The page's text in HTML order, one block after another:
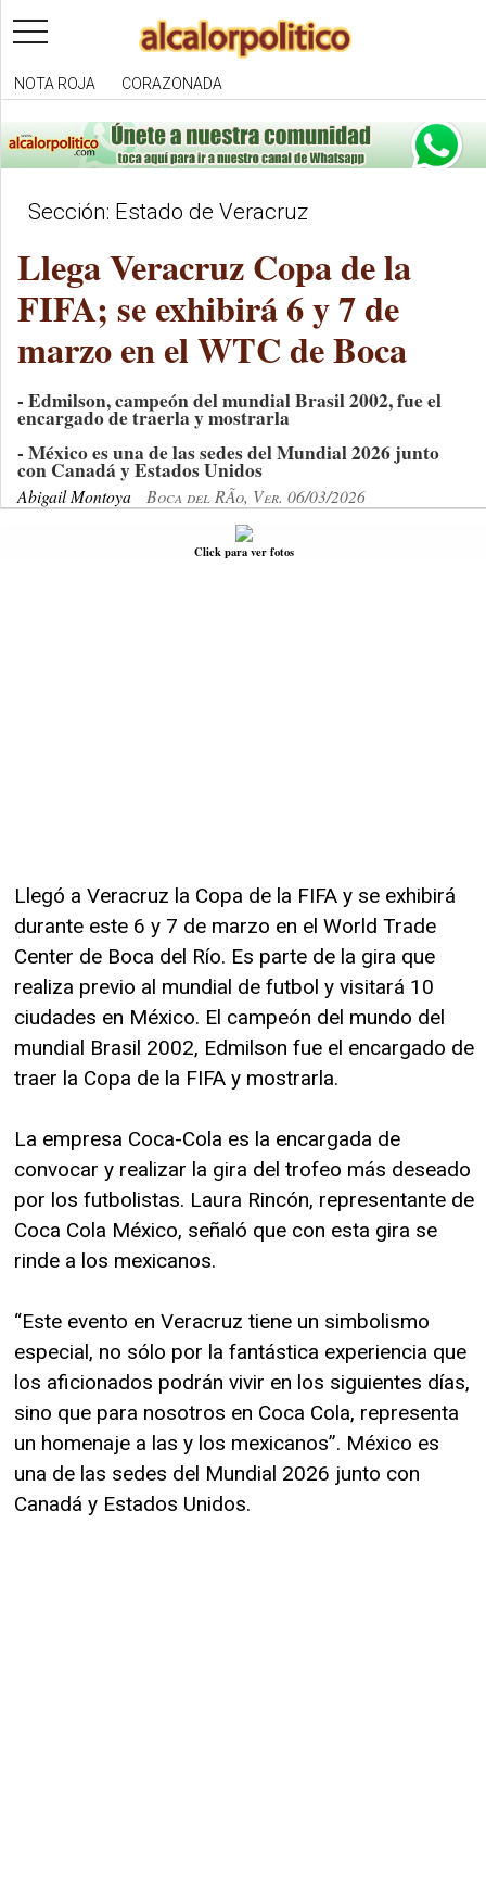
toggle
navigation
NOTA ROJA CORAZONADA
Sección: Estado de Veracruz
Llega Veracruz Copa de la
FIFA; se exhibirá 6 y 7 de
marzo en el WTC de Boca
- Edmilson, campeón del mundial Brasil 2002, fue el
encargado de traerla y mostrarla
- México es una de las sedes del Mundial 2026 junto
con Canadá y Estados Unidos
Abigail Montoya Boca del RÃ­o, Ver. 06/03/2026
Click para ver fotos
Llegó a Veracruz la Copa de la FIFA y se exhibirá
durante este 6 y 7 de marzo en el World Trade
Center de Boca del Río. Es parte de la gira que
realiza previo al mundial de futbol y visitará 10
ciudades en México. El campeón del mundo del
mundial Brasil 2002, Edmilson fue el encargado de
traer la Copa de la FIFA y mostrarla.
La empresa Coca-Cola es la encargada de
convocar y realizar la gira del trofeo más deseado
por los futbolistas. Laura Rincón, representante de
Coca Cola México, señaló que con esta gira se
rinde a los mexicanos.
“Este evento en Veracruz tiene un simbolismo
especial, no sólo por la fantástica experiencia que
los aficionados podrán vivir en los siguientes días,
sino que para nosotros en Coca Cola, representa
un homenaje a las y los mexicanos”. México es
una de las sedes del Mundial 2026 junto con
Canadá y Estados Unidos.